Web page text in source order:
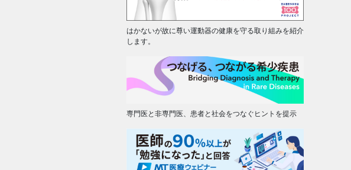
はかないが故に尊い運動器の健康を守る取り組みを紹介
します。
専門医と非専門医、患者と社会をつなぐヒントを提示